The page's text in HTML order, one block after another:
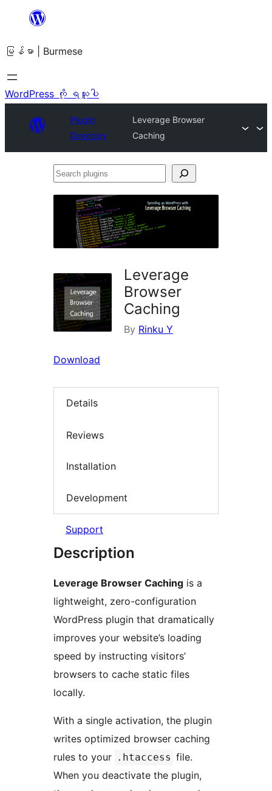
အကြောင်းအရာ
ကျော်သွား
ရန်
မြန်မာ | Burmese
WordPress ကို ရယူပါ
Plugin
Directory
Leverage Browser
Caching
Search
Leverage
Browser
Caching
By Rinku Y
Download
Details
Reviews
Installation
Development
Support
Description
Leverage Browser Caching is a
lightweight, zero-configuration
WordPress plugin that dramatically
improves your website’s loading
speed by instructing visitors’
browsers to cache static files
locally.
With a single activation, the plugin
writes optimized browser caching
rules to your .htaccess file.
When you deactivate the plugin,